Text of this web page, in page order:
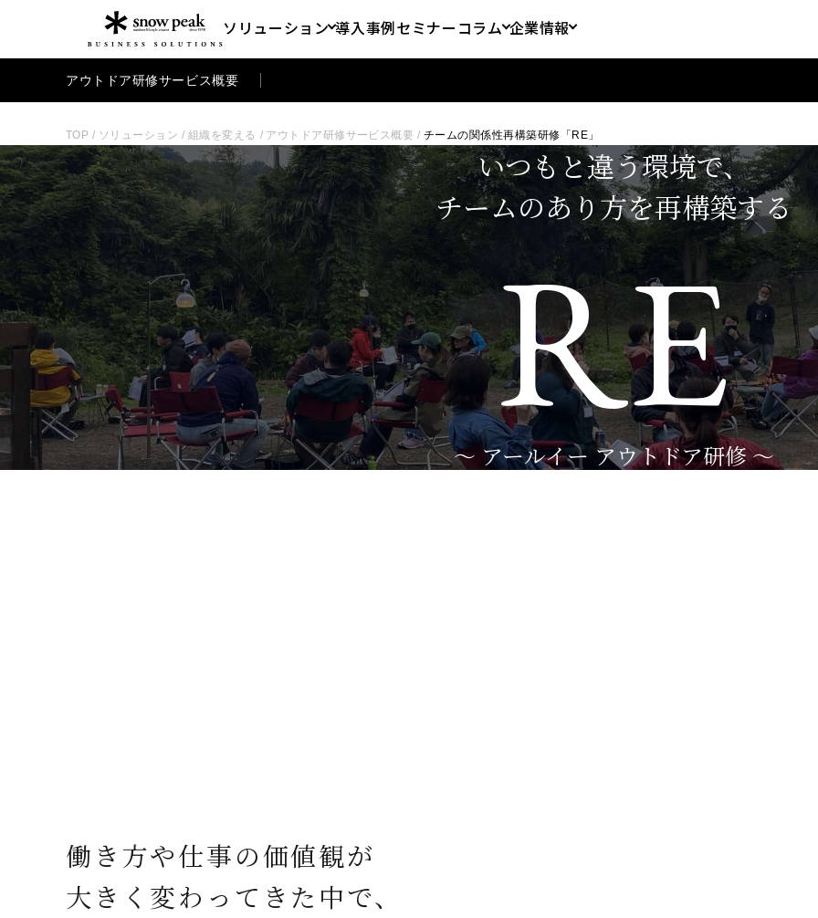
ソリューション 導入事例セミナー コラム 企業情報
アウトドア研修サービス概要
TOP / ソリューション / 組織を変える / アウトドア研修サービス概要 / チームの関係性再構築研修「RE」
いつもと違う環境で、
チームのあり方を再構築する
RE
～ アールイー アウトドア研修 ～​
働き方や仕事の価値観が
大きく変わってきた中で、